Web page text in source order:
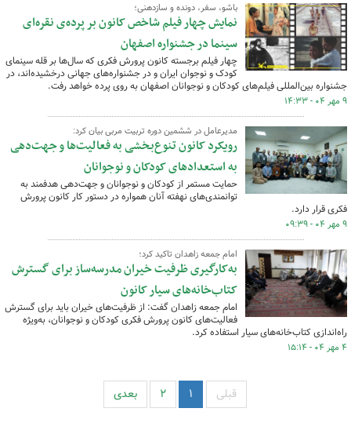
باشو، سفر، دونده و سازدهنی؛
نمایش چهار فیلم شاخص کانون بر پرده‌ی نقره‌ای
سینما در جشنواره اصفهان
چهار فیلم برجسته کانون پرورش فکری که سال‌ها بر قله سینمای
کودک و نوجوان ایران و در جشنواره‌های جهانی درخشیده‌اند، در
جشنواره بین‌المللی فیلم‌های کودکان و نوجوانان اصفهان به روی پرده خواهد رفت.
۹ مهر ۰۴ - ۱۴:۳۳
مدیرعامل در ششمین دوره تربیت مربی بیان کرد:
رویکرد کانون تنوع‌بخشی به فعالیت‌ها و جهت‌دهی
به استعدادهای کودکان و نوجوانان
حمایت مستمر از کودکان و نوجوانان و جهت‌دهی هدفمند به
توانمندی‌های نهفته آنان همواره در دستور کار کانون پرورش
فکری قرار دارد.
۹ مهر ۰۴ - ۰۹:۳۹
امام جمعه زاهدان تاکید کرد؛
به‌کارگیری ظرفیت خیران مدرسه‌ساز برای گسترش
کتاب‌خانه‌های سیار کانون
امام جمعه زاهدان گفت: از ظرفیت‌های خیران باید برای گسترش
فعالیت‌های کانون پرورش فکری کودکان و نوجوانان، به‌ویژه
راه‌اندازی کتاب‌خانه‌های سیار استفاده کرد.
۴ مهر ۰۴ - ۱۵:۱۴
قبلی ۱ ۲ بعدی